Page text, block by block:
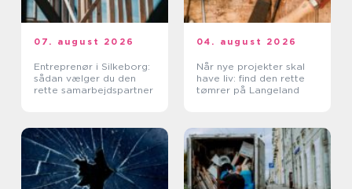
07. august 2026
Entreprenør i Silkeborg:
sådan vælger du den
rette samarbejdspartner
04. august 2026
Når nye projekter skal
have liv: find den rette
tømrer på Langeland